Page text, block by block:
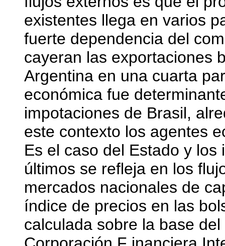
existentes llega en varios
fuerte dependencia del
cayeran las exportaciones
Argentina en una cuarta
económica fue
impotaciones de Brasil,
este contexto los agentes
Es el caso del Estado y
últimos se refleja en los
mercados nacionales de
índice de precios en las
calculada sobre la base